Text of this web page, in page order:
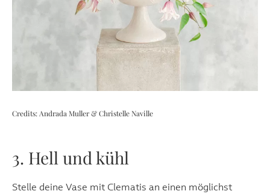
Credits: Andrada Muller & Christelle Naville
3. Hell und kühl
Stelle deine Vase mit Clematis an einen möglichst